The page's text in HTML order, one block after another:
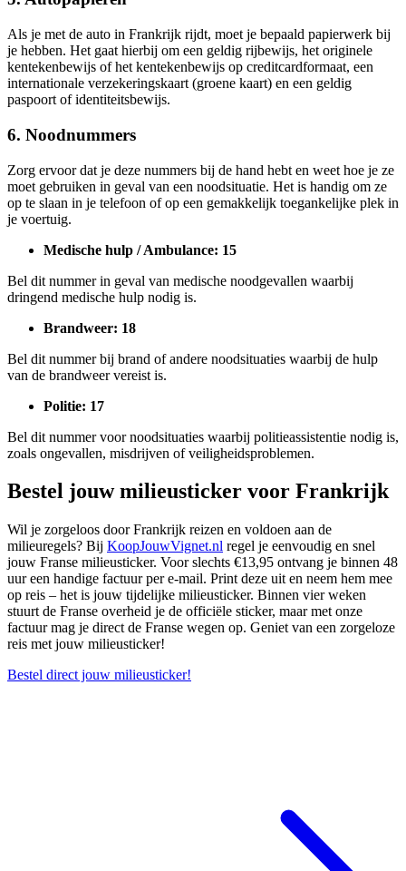
Als je met de auto in Frankrijk rijdt, moet je bepaald papierwerk bij
je hebben. Het gaat hierbij om een geldig rijbewijs, het originele
kentekenbewijs of het kentekenbewijs op creditcardformaat, een
internationale verzekeringskaart (groene kaart) en een geldig
paspoort of identiteitsbewijs.
6. Noodnummers
Zorg ervoor dat je deze nummers bij de hand hebt en weet hoe je ze
moet gebruiken in geval van een noodsituatie. Het is handig om ze
op te slaan in je telefoon of op een gemakkelijk toegankelijke plek in
je voertuig.
Medische hulp / Ambulance: 15
Bel dit nummer in geval van medische noodgevallen waarbij
dringend medische hulp nodig is.
Brandweer: 18
Bel dit nummer bij brand of andere noodsituaties waarbij de hulp
van de brandweer vereist is.
Politie: 17
Bel dit nummer voor noodsituaties waarbij politieassistentie nodig is,
zoals ongevallen, misdrijven of veiligheidsproblemen.
Bestel jouw milieusticker voor Frankrijk
Wil je zorgeloos door Frankrijk reizen en voldoen aan de
milieuregels? Bij KoopJouwVignet.nl regel je eenvoudig en snel
jouw Franse milieusticker. Voor slechts €13,95 ontvang je binnen 48
uur een handige factuur per e-mail. Print deze uit en neem hem mee
op reis – het is jouw tijdelijke milieusticker. Binnen vier weken
stuurt de Franse overheid je de officiële sticker, maar met onze
factuur mag je direct de Franse wegen op. Geniet van een zorgeloze
reis met jouw milieusticker!
Bestel direct jouw milieusticker!